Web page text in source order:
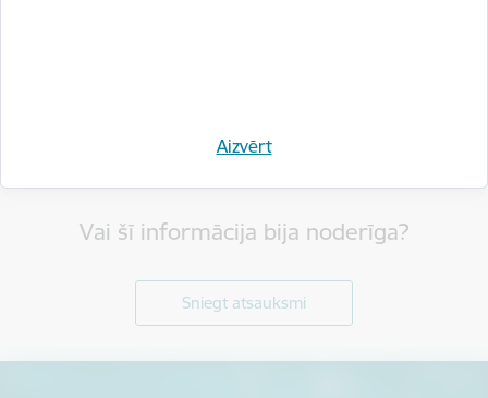
Aizvērt
Vai šī informācija bija noderīga?
Sniegt atsauksmi